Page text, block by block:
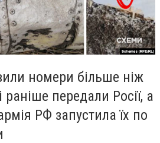
номери більше ніж
раніше передали Росії, а
РФ запустила їх по